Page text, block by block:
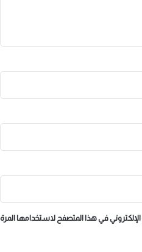
في هذا المتصفح لاستخدامها المرة